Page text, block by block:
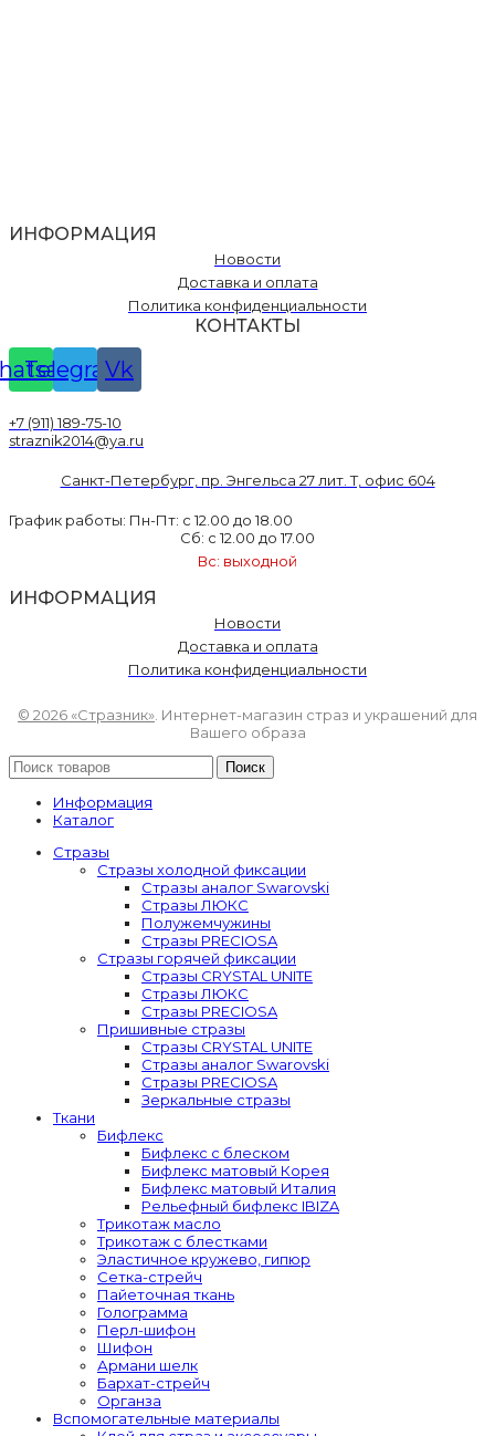
ИНФОРМАЦИЯ
Новости
Доставка и оплата
Политика конфиденциальности
КОНТАКТЫ
Telegram
Vk
+7 (911) 189-75-10
straznik2014@ya.ru
Санкт-Петербург, пр. Энгельса 27 лит. Т, офис 604
График работы: Пн-Пт: с 12.00 до 18.00
Сб: с 12.00 до 17.00
Вс: выходной
ИНФОРМАЦИЯ
Новости
Доставка и оплата
Политика конфиденциальности
© 2026 «Стразник» . Интернет-магазин страз и украшений для
Вашего образа
Поиск
Информация
Каталог
Стразы
Стразы холодной фиксации
Стразы аналог Swarovski
Стразы ЛЮКС
Полужемчужины
Стразы PRECIOSA
Стразы горячей фиксации
Стразы CRYSTAL UNITE
Стразы ЛЮКС
Стразы PRECIOSA
Пришивные стразы
Стразы CRYSTAL UNITE
Стразы аналог Swarovski
Стразы PRECIOSA
Зеркальные стразы
Ткани
Бифлекс
Бифлекс с блеском
Бифлекс матовый Корея
Бифлекс матовый Италия
Рельефный бифлекс IBIZA
Трикотаж масло
Трикотаж с блестками
Эластичное кружево, гипюр
Сетка-стрейч
Пайеточная ткань
Голограмма
Перл-шифон
Шифон
Армани шелк
Бархат-стрейч
Органза
Вспомогательные материалы